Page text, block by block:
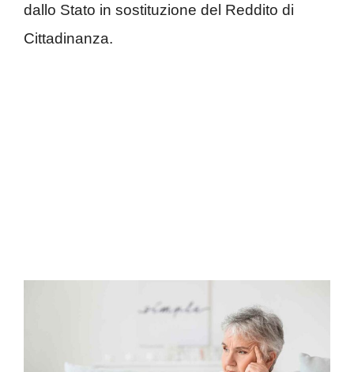
dallo Stato in sostituzione del Reddito di
Cittadinanza.